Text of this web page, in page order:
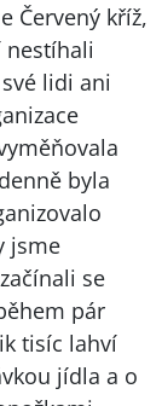
Červený kříž,
nestíhali
lidi ani
byla
jsme
se
pár
tisíc lahví
jídla a o